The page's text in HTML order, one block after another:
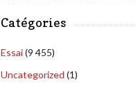
Catégories
Essai(9 455)
Uncategorized (1)